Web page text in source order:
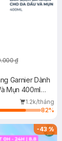
₫
Garnier Dành
Mụn 400ml
1.2k/tháng
82%
-43%